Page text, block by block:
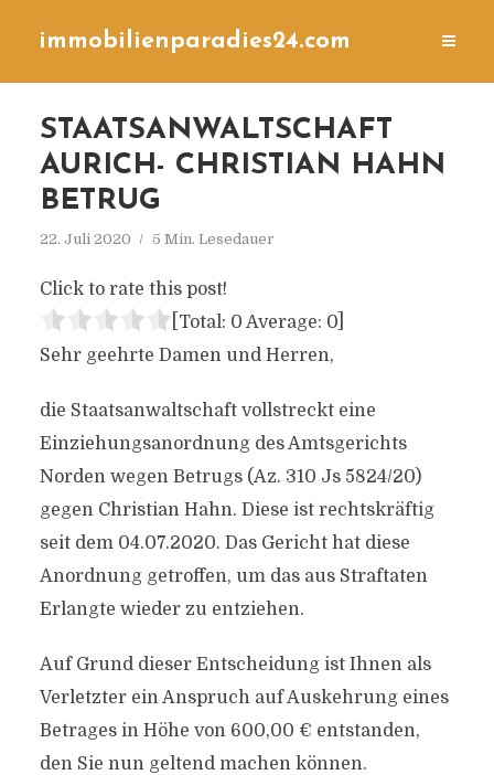
immobilienparadies24.com
STAATSANWALTSCHAFT
AURICH- CHRISTIAN HAHN
BETRUG
22. Juli 2020 5 Min. Lesedauer
Click to rate this post!
[Total: 0 Average: 0]
Sehr geehrte Damen und Herren,
die Staatsanwaltschaft vollstreckt eine
Einziehungsanordnung des Amtsgerichts
Norden wegen Betrugs (Az. 310 Js 5824/20)
gegen Christian Hahn. Diese ist rechtskräftig
seit dem 04.07.2020. Das Gericht hat diese
Anordnung getroffen, um das aus Straftaten
Erlangte wieder zu entziehen.
Auf Grund dieser Entscheidung ist Ihnen als
Verletzter ein Anspruch auf Auskehrung eines
Betrages in Höhe von 600,00 € entstanden,
den Sie nun geltend machen können.